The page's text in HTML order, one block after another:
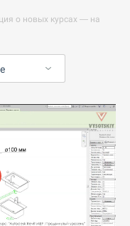
о новых курсах — на